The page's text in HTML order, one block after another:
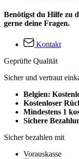
Benötigst du Hilfe zu
gerne deine Fragen.
Kontakt
Geprüfte Qualität
Sicher und vertraut
Belgien:
Kostenloser
Mindestens 1
Sichere
Sicher bezahlen mit
Vorauskasse